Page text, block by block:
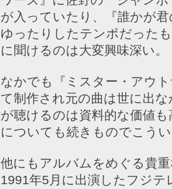
が入っていたり、『誰かが
ゆったりしたテンポだった
に聞けるのは大変興味深い。
なかでも『ミスター・アウ
て制作され元の曲は世に出
が聴けるのは資料的な価値
についても続きものでこう
他にもアルバムをめぐる貴
1991年5月に出演したフジ